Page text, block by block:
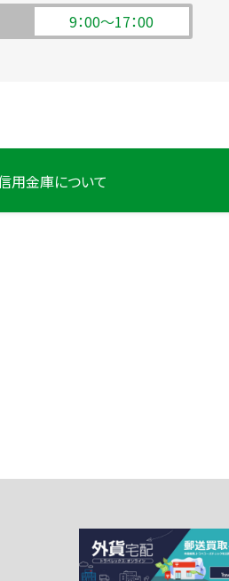
9：00～17：00
用金庫について